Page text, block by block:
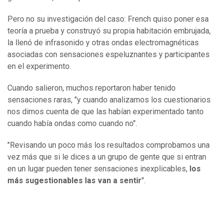
Pero no su investigación del caso: French quiso poner esa
teoría a prueba y construyó su propia habitación embrujada,
la llenó de infrasonido y otras ondas electromagnéticas
asociadas con sensaciones espeluznantes y participantes
en el experimento.
Cuando salieron, muchos reportaron haber tenido
sensaciones raras, "y cuando analizamos los cuestionarios
nos dimos cuenta de que las habían experimentado tanto
cuando había ondas como cuando no".
"Revisando un poco más los resultados comprobamos una
vez más que si le dices a un grupo de gente que si entran
en un lugar pueden tener sensaciones inexplicables, los
más sugestionables las van a sentir".